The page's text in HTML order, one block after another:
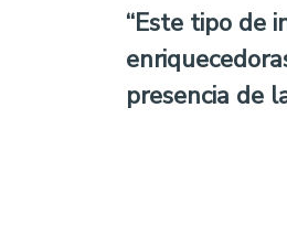
“Este tipo de
presencia de